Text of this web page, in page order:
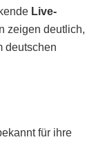
Live-
zeigen deutlich,
deutschen
für ihre